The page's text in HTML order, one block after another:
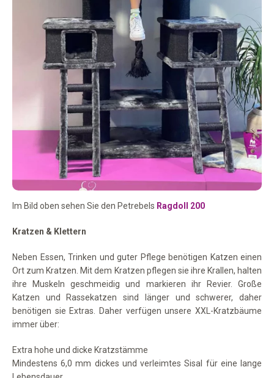
Im Bild oben sehen Sie den Petrebels Ragdoll 200
Kratzen & Klettern
Neben Essen, Trinken und guter Pflege benötigen Katzen einen
Ort zum Kratzen. Mit dem Kratzen pflegen sie ihre Krallen, halten
ihre Muskeln geschmeidig und markieren ihr Revier. Große
Katzen und Rassekatzen sind länger und schwerer, daher
benötigen sie Extras. Daher verfügen unsere XXL-Kratzbäume
immer über:
Extra hohe und dicke Kratzstämme
Mindestens 6,0 mm dickes und verleimtes Sisal für eine lange